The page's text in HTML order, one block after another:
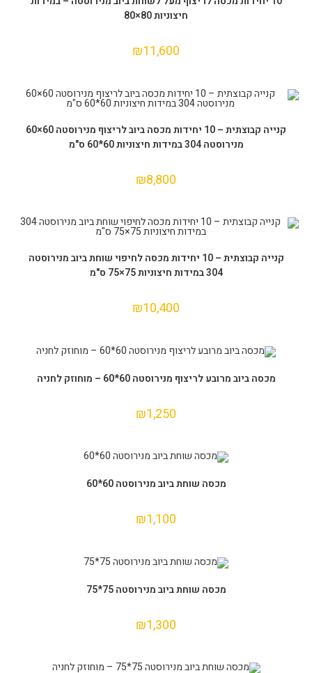
חיצוניות 80×80
₪11,600
קנייה קבוצתית – 10 יחידות מכסה ביוב לריצוף מנירוסטה 60×60
מנירוסטה 304 במידות חיצוניות 60*60 ס"מ
₪8,800
הוספה לסל
קנייה קבוצתית – 10 יחידות מכסה לחיפוי שוחת ביוב מנירוסטה
304 במידות חיצוניות 75×75 ס"מ
₪10,400
מכסה ביוב מרובע לריצוף מנירוסטה 60*60 – מוחוזק לחניה
₪1,250
מכסה שוחת ביוב מנירוסטה 60*60
₪1,100
מכסה שוחת ביוב מנירוסטה 75*75
₪1,300